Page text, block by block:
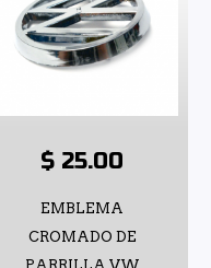
$ 25.00
EMBLEMA
CROMADO DE
PARRILLA VW